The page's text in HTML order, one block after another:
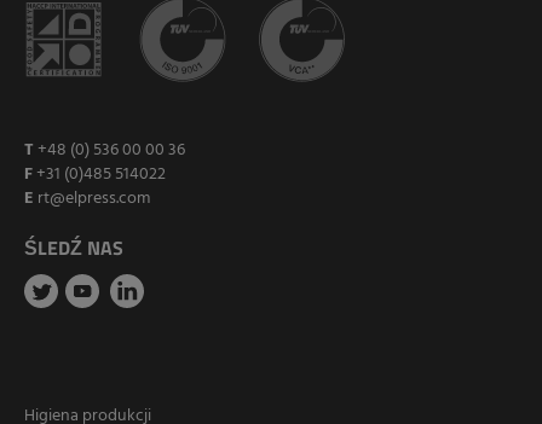
T +48 (0) 536 00 00 36
F+31 (0)485 514022
E rt@elpress.com
ŚLEDŹ NAS
Higiena produkcji